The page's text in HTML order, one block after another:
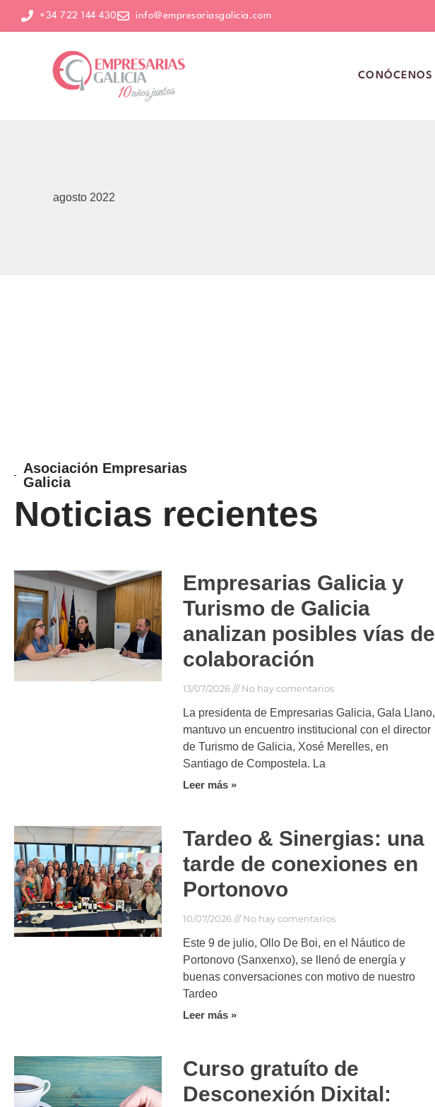
+34 722 144 430 info@empresariasgalicia.com
CONÓCENOS
agosto 2022
Asociación Empresarias
Galicia
Noticias recientes
Empresarias Galicia y
Turismo de Galicia
analizan posibles vías de
colaboración
13/07/2026 No hay comentarios
La presidenta de Empresarias Galicia, Gala Llano,
mantuvo un encuentro institucional con el director
de Turismo de Galicia, Xosé Merelles, en
Santiago de Compostela. La
Leer más »
Tardeo & Sinergias: una
tarde de conexiones en
Portonovo
10/07/2026 No hay comentarios
Este 9 de julio, Ollo De Boi, en el Náutico de
Portonovo (Sanxenxo), se llenó de energía y
buenas conversaciones con motivo de nuestro
Tardeo
Leer más »
Curso gratuíto de
Desconexión Dixital: